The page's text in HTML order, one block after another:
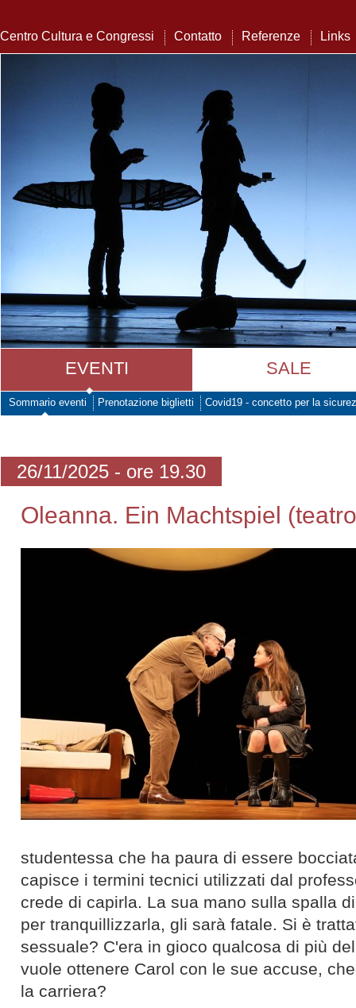
Centro Cultura e Congressi Contatto Referenze Links
EVENTI SALE
Sommario eventi Prenotazione biglietti Covid19 - concetto per la
26/11/2025 - ore 19.30
Oleanna. Ein Machtspiel
studentessa che ha paura di essere
capisce i termini tecnici utilizzati dal
crede di capirla. La sua mano sulla spalla
per tranquillizzarla, gli sarà fatale. Si è
sessuale? C'era in gioco qualcosa di più
vuole ottenere Carol con le sue accuse,
la carriera?